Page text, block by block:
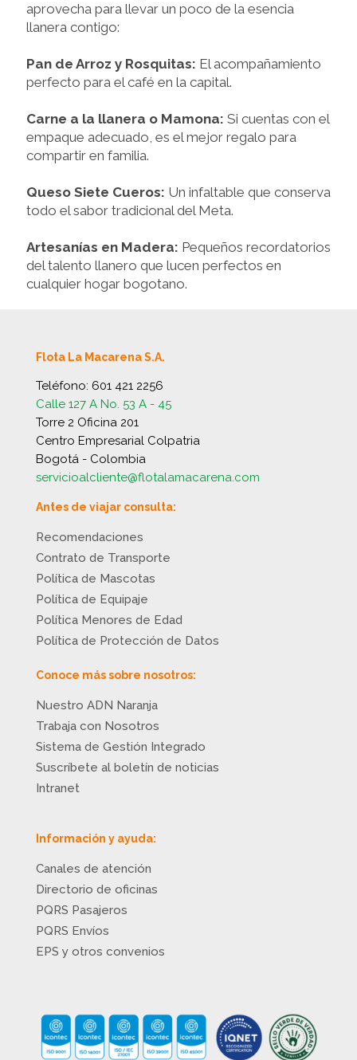
aprovecha para llevar un poco de la esencia
llanera contigo:
Pan de Arroz y Rosquitas: El acompañamiento
perfecto para el café en la capital.
Carne a la llanera o Mamona: Si cuentas con el
empaque adecuado, es el mejor regalo para
compartir en familia.
Queso Siete Cueros: Un infaltable que conserva
todo el sabor tradicional del Meta.
Artesanías en Madera: Pequeños recordatorios
del talento llanero que lucen perfectos en
cualquier hogar bogotano.
Flota La Macarena S.A.
Teléfono: 601 421 2256
Calle 127 A No. 53 A - 45
Torre 2 Oficina 201
Centro Empresarial Colpatria
Bogotá - Colombia
servicioalcliente@flotalamacarena.com
Antes de viajar consulta:
Recomendaciones
Contrato de Transporte
Política de Mascotas
Política de Equipaje
Política Menores de Edad
Política de Protección de Datos
Conoce más sobre nosotros:
Nuestro ADN Naranja
Trabaja con Nosotros
Sistema de Gestión Integrado
Suscríbete al boletín de noticias
Intranet
Información y ayuda:
Canales de atención
Directorio de oficinas
PQRS Pasajeros
PQRS Envíos
EPS y otros convenios